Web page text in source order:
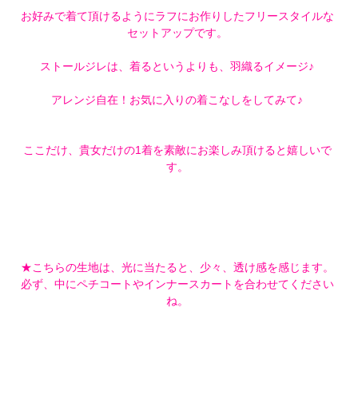
お好みで着て頂けるようにラフにお作りしたフリースタイルな
セットアップです。
ストールジレは、着るというよりも、羽織るイメージ♪
アレンジ自在！お気に入りの着こなしをしてみて♪
ここだけ、貴女だけの1着を素敵にお楽しみ頂けると嬉しいで
す。
★こちらの生地は、光に当たると、少々、透け感を感じます。
必ず、中にペチコートやインナースカートを合わせてください
ね。